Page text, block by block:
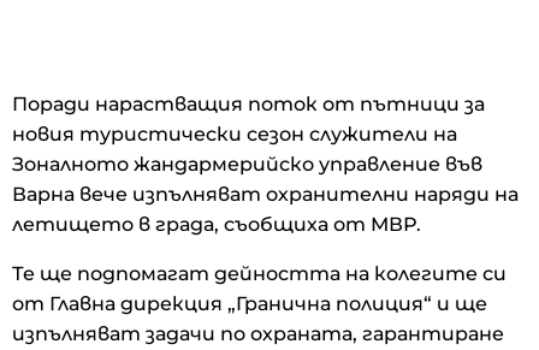
Поради нарастващия поток от пътници за
новия туристически сезон служители на
Зоналното жандармерийско управление във
Варна вече изпълняват охранителни наряди на
летището в града, съобщиха от МВР.
Те ще подпомагат дейността на колегите си
от Главна дирекция „Гранична полиция“ и ще
изпълняват задачи по охраната, гарантиране